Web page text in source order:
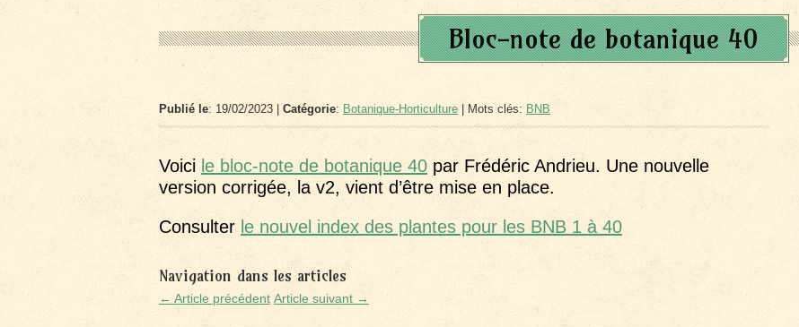
Bloc-note de botanique 40
Publié le: 19/02/2023 | Catégorie: Botanique-Horticulture| Mots clés: BNB
Voici le bloc-note de botanique 40 par Frédéric Andrieu. Une nouvelle
version corrigée, la v2, vient d’être mise en place.
Consulter le nouvel index des plantes pour les BNB 1 à 40
Navigation dans les articles
← Article précédent Article suivant →